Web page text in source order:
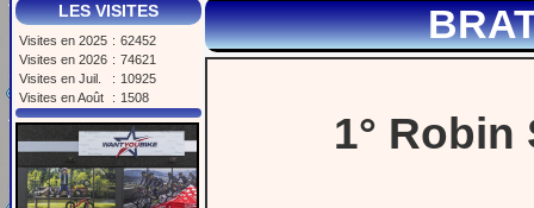
LES VISITES
Visites en 2025 : 62452
Visites en 2026 : 74621
Visites en Juil.
: 10925
Visites en Août
: 1508
1°